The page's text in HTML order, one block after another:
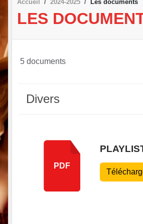
Accueil 2024-2025 Les documents
LES
5 documents
Divers
PDF